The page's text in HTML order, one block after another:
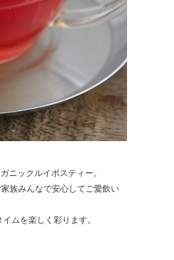
ニックルイボスティー。
族みんなで安心してご愛飲い
ムを楽しく彩ります。